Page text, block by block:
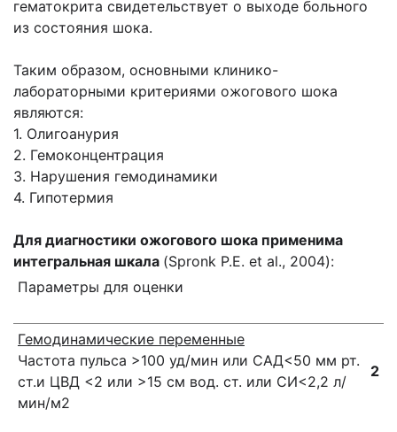
гематокрита свидетельствует о выходе больного
из состояния шока.
Таким образом, основными клинико-
лабораторными критериями ожогового шока
являются:
1. Олигоанурия
2. Гемоконцентрация
3. Нарушения гемодинамики
4. Гипотермия
Для диагностики ожогового шока применима
интегральная шкала (Spronk P.E. et al., 2004):
Параметры для оценки
Гемодинамические переменные
Частота пульса >100 уд/мин или САД<50 мм рт.
ст.и ЦВД <2 или >15 см вод. ст. или СИ<2,2 л/
мин/м2
2